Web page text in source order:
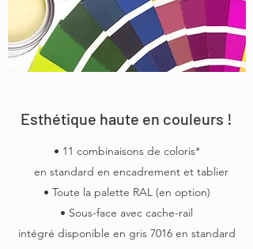
Esthétique haute en couleurs !
• 11 combinaisons de coloris*
en standard en encadrement et tablier
• Toute la palette RAL (en option)
• Sous-face avec cache-rail
intégré disponible en gris 7016 en standard